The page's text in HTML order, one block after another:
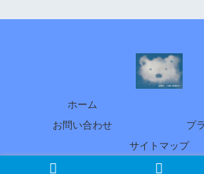
ホーム
お問い合わせ
プ
サイトマップ
© 2005 北の暮らし ～札幌・